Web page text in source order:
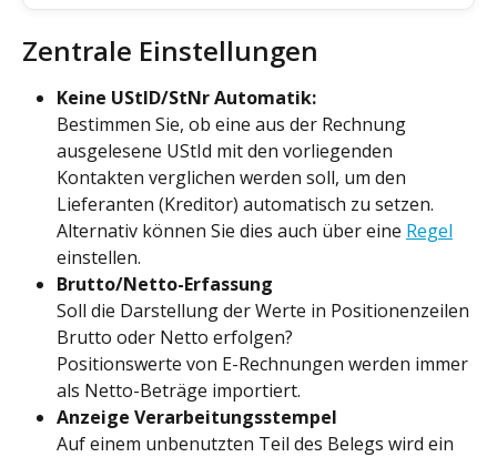
Zentrale Einstellungen
Keine UStID/StNr Automatik:
Bestimmen Sie, ob eine aus der Rechnung
ausgelesene UStId mit den vorliegenden
Kontakten verglichen werden soll, um den
Lieferanten (Kreditor) automatisch zu setzen.
Alternativ können Sie dies auch über eine Regel
einstellen.
Brutto/Netto-Erfassung
Soll die Darstellung der Werte in Positionenzeilen
Brutto oder Netto erfolgen?
Positionswerte von E-Rechnungen werden immer
als Netto-Beträge importiert.
Anzeige Verarbeitungsstempel
Auf einem unbenutzten Teil des Belegs wird ein